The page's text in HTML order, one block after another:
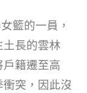
籃的一員，
長的雲林
籍遷至高
突，因此沒